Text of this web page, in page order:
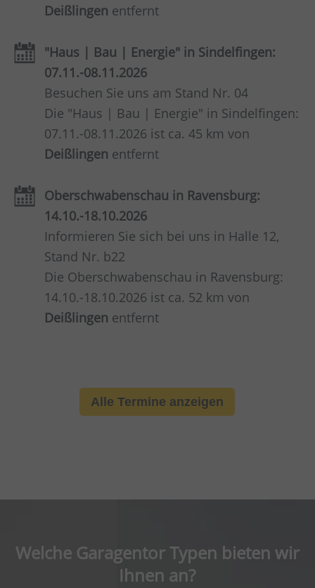
Deißlingen entfernt
"Haus | Bau | Energie" in Sindelfingen:
07.11.-08.11.2026
Besuchen Sie uns am Stand Nr. 04
Die "Haus | Bau | Energie" in Sindelfingen:
07.11.-08.11.2026 ist ca. 45 km von
Deißlingen entfernt
Oberschwabenschau in Ravensburg:
14.10.-18.10.2026
Informieren Sie sich bei uns in Halle 12,
Stand Nr. b22
Die Oberschwabenschau in Ravensburg:
14.10.-18.10.2026 ist ca. 52 km von
Deißlingen entfernt
Alle Termine anzeigen
Welche Garagentor Typen bieten wir
Ihnen an?